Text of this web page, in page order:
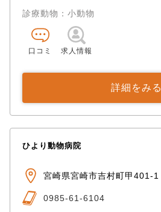
診療動物：小動物
口コミ 求人情報
詳細をみる
ひより動物病院
宮崎県宮崎市吉村町甲401-1
0985-61-6104